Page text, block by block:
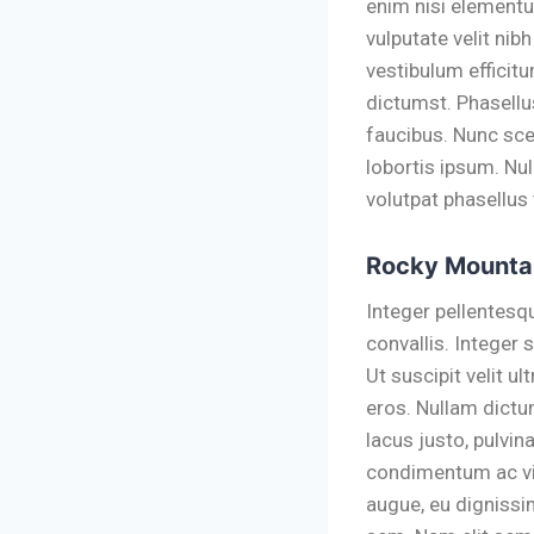
enim nisi
vulputate velit
vestibulum
dictumst.
faucibus. Nunc
lobortis ipsum.
volutpat
Rocky
Integer
convallis. Integer
Ut suscipit velit
eros. Nullam
lacus justo,
condimentum ac
augue, eu